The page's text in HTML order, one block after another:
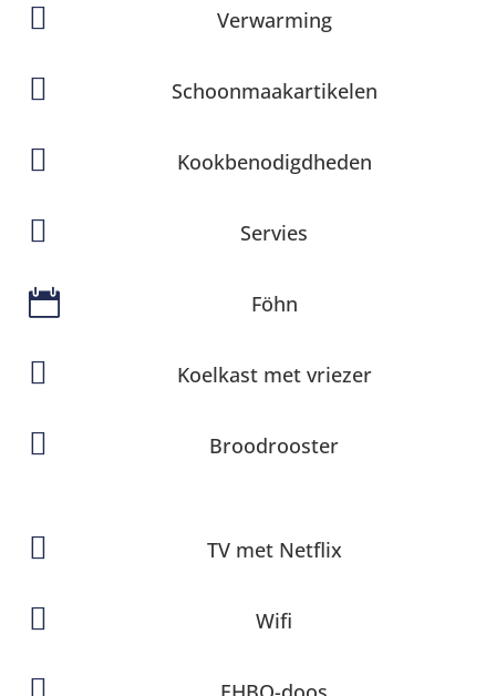
 Verwarming
 Schoonmaakartikelen
 Kookbenodigdheden
 Servies
 Föhn
 Koelkast met vriezer
 Broodrooster
 TV met Netflix
 Wifi